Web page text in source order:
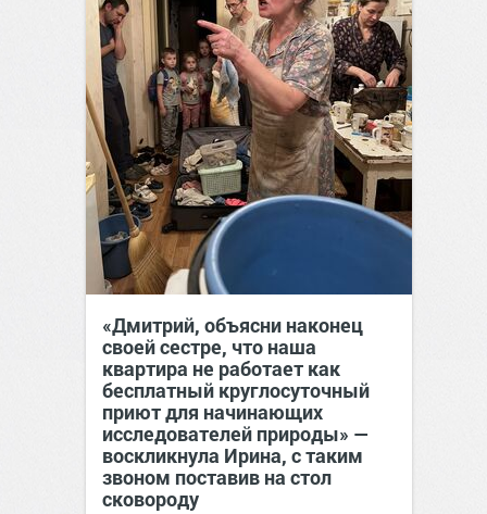
«Дмитрий, объясни наконец
своей сестре, что наша
квартира не работает как
бесплатный круглосуточный
приют для начинающих
исследователей природы» —
воскликнула Ирина, с таким
звоном поставив на стол
сковороду